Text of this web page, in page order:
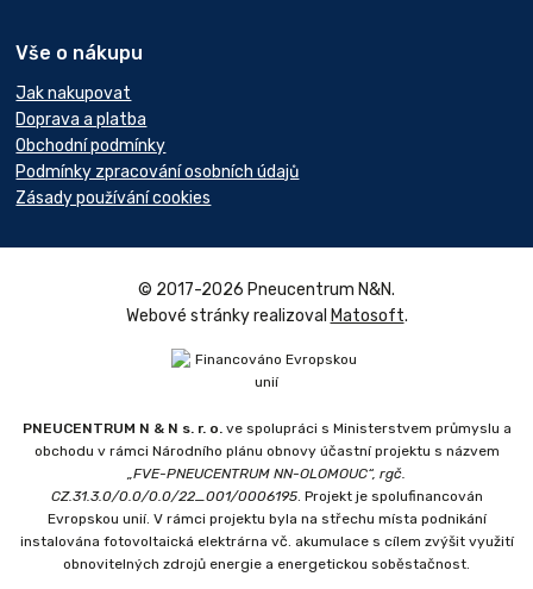
Vše o nákupu
Jak nakupovat
Doprava a platba
Obchodní podmínky
Podmínky zpracování osobních údajů
Zásady používání cookies
© 2017-2026 Pneucentrum N&N.
Webové stránky realizoval Matosoft.
PNEUCENTRUM N & N s. r. o. ve spolupráci s Ministerstvem průmyslu a
obchodu v rámci Národního plánu obnovy účastní projektu s názvem
„FVE-PNEUCENTRUM NN-OLOMOUC“, rgč.
CZ.31.3.0/0.0/0.0/22_001/0006195. Projekt je spolufinancován
Evropskou unií. V rámci projektu byla na střechu místa podnikání
instalována fotovoltaická elektrárna vč. akumulace s cílem zvýšit využití
obnovitelných zdrojů energie a energetickou soběstačnost.